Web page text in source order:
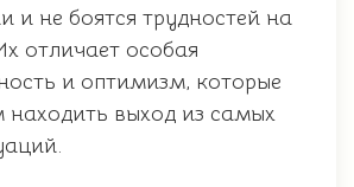
и не боятся трудностей на
отличает особая
и оптимизм, которые
выход из самых